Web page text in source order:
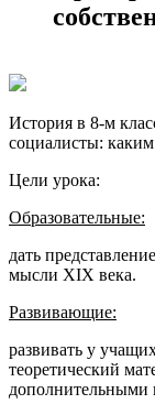
История в 8-м
социалисты:
Цели урока:
Образовательные:
дать
мысли XIX века.
Развивающие:
развивать у
теоретический
дополнительными